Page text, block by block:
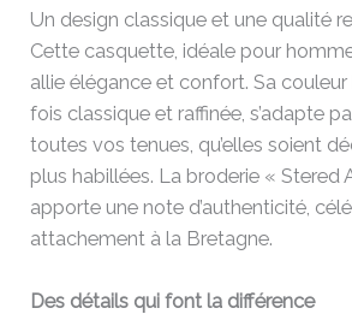
Un design classique et une qualité
Cette casquette, idéale pour
allie élégance et confort. Sa couleur
fois classique et raffinée, s’adapte
toutes vos tenues, qu’elles soient
plus habillées. La broderie « Stered
apporte une note d’authenticité,
attachement à la Bretagne.
Des détails qui font la différence